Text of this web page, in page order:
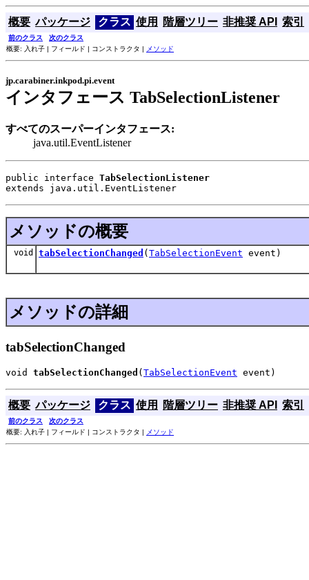
概要 パッケージ クラス 使用 階層ツリー 非推奨 API 索引
前のクラス
次のクラス
概要: 入れ子 | フィールド | コンストラクタ |
メソッド
jp.carabiner.inkpod.pi.event
インタフェース TabSelectionListener
すべてのスーパーインタフェース:
java.util.EventListener
public interface TabSelectionListener
extends java.util.EventListener
メソッドの概要
void tabSelectionChanged ( TabSelectionEvent event)
メソッドの詳細
tabSelectionChanged
void tabSelectionChanged ( TabSelectionEvent event)
概要 パッケージ クラス 使用 階層ツリー 非推奨 API 索引
前のクラス
次のクラス
概要: 入れ子 | フィールド | コンストラクタ | メソッド